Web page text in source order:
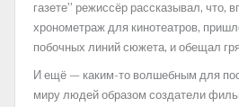
газете” режиссёр рассказывал, что,
хронометраж для кинотеатров,
побочных линий сюжета, и обещал
И ещё — каким-то волшебным для
миру людей образом создатели